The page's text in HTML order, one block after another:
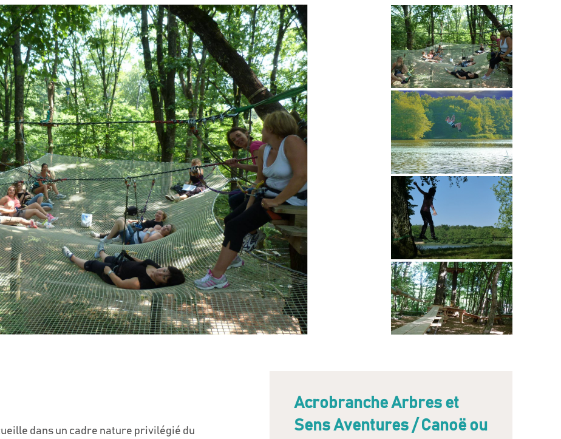
Acrobranche Arbres et
Sens Aventures / Canoë ou
dans un cadre nature privilégié du